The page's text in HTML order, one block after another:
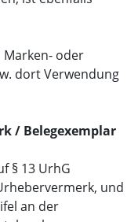
Marken- oder
dort Verwendung
/ Belegexemplar
§ 13 UrhG
und
an der